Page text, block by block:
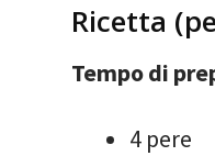
Ricetta
Tempo di
4 pere